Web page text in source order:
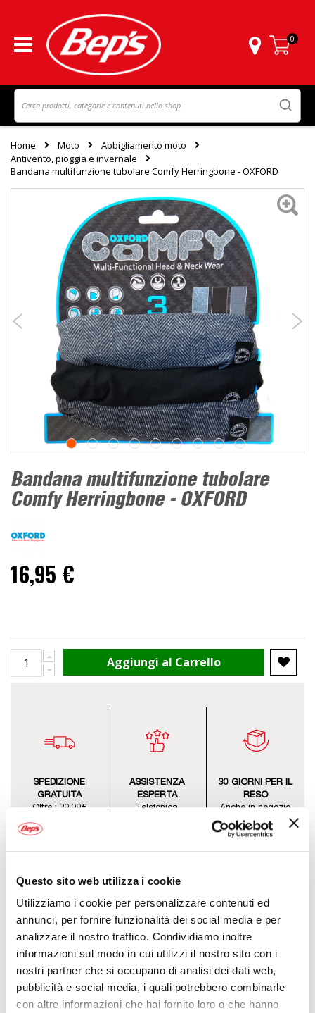
Questo sito web utilizza i cookie
Utilizziamo i cookie per personalizzare contenuti ed
annunci, per fornire funzionalità dei social media e per
analizzare il nostro traffico. Condividiamo inoltre
informazioni sul modo in cui utilizzi il nostro sito con i
nostri partner che si occupano di analisi dei dati web,
pubblicità e social media, i quali potrebbero combinarle
con altre informazioni che hai fornito loro o che hanno
Carrello
0
Home Moto
Abbigliamento moto
Antivento, pioggia e invernale
Bandana multifunzione tubolare Comfy Herringbone - OXFORD
Bandana multifunzione tubolare
Comfy Herringbone - OXFORD
16,95 €
Aggiungi al Carrello
SPEDIZIONE
GRATUITA
Oltre i 39,99€
ASSISTENZA
ESPERTA
Telefonica
30 GIORNI PER IL
RESO
Anche in negozio
Descrizione
Il comfort tutto l'anno: perfetto per molte attività all'aria aperta.
Leggero, traspirante e resistente al vento. Costruzione senza
cuciture per il massimo comfort. Taglia unica. Puoi indossare Comfy
come meglio credi. Ogni confezione ha 3 Comfy, ognuna progettata
individualmente - ideale per tutte le attività all'aperto